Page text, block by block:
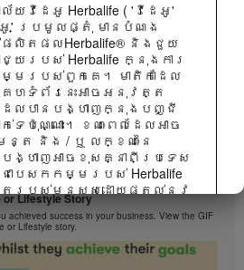
វីដេអូ Herbalife ( 'វីដេអូ'
' ប្រមូលផ្តុំ មានបំណង
លិតផលHerbalife® និងជួយ
យរបស់ Herbalife ក្នុងការ
របស់ពួកគេ។ មាតិកាដែល
េហទំព័រនេះអាចអនុវត្ត
សដែលបានបង្ហាញក្នុងបញ្ជី
េប៉ុណ្ណោះ។ ខណៈពេលដែលអាច
ន្ត និង / ឬ លក្ខណៈនៃ
ង្ហាញអាចខុសគ្នាពីប្រទេស
ាបេសកកម្មរបស់ Herbalife
តរបស់មនុស្សដោយផ្តល់នូវ
អបំផុតនៅក្នុងការលក់ដោយ
បត្ថម្ភនិងផលិតផលគ្រប់
បំផុតគឺ ប្រើប្រាស់បាននៅ
or Lifestyle Story
achieved success in your business. View the GIF
or Lifestyle story.